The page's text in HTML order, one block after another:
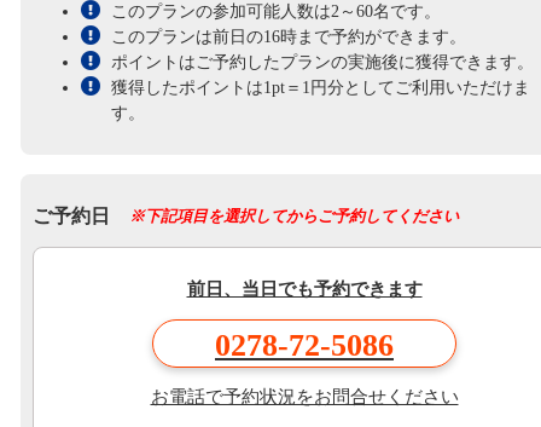
このプランの参加可能人数は2～60名です。
このプランは前日の16時まで予約ができます。
ポイントはご予約したプランの実施後に獲得できます。
獲得したポイントは1pt＝1円分としてご利用いただけま
す。
ご予約日 ※下記項目を選択してからご予約してください
前日、当日でも予約できます
0278-72-5086
お電話で予約状況をお問合せください